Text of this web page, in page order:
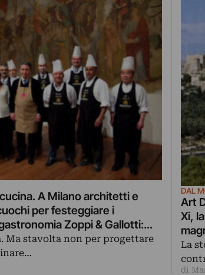
A Milano architetti e
per festeggiare i
Zoppi & Gallotti:
Ma stavolta non per progettare
DAL
Art
Xi,
La
di